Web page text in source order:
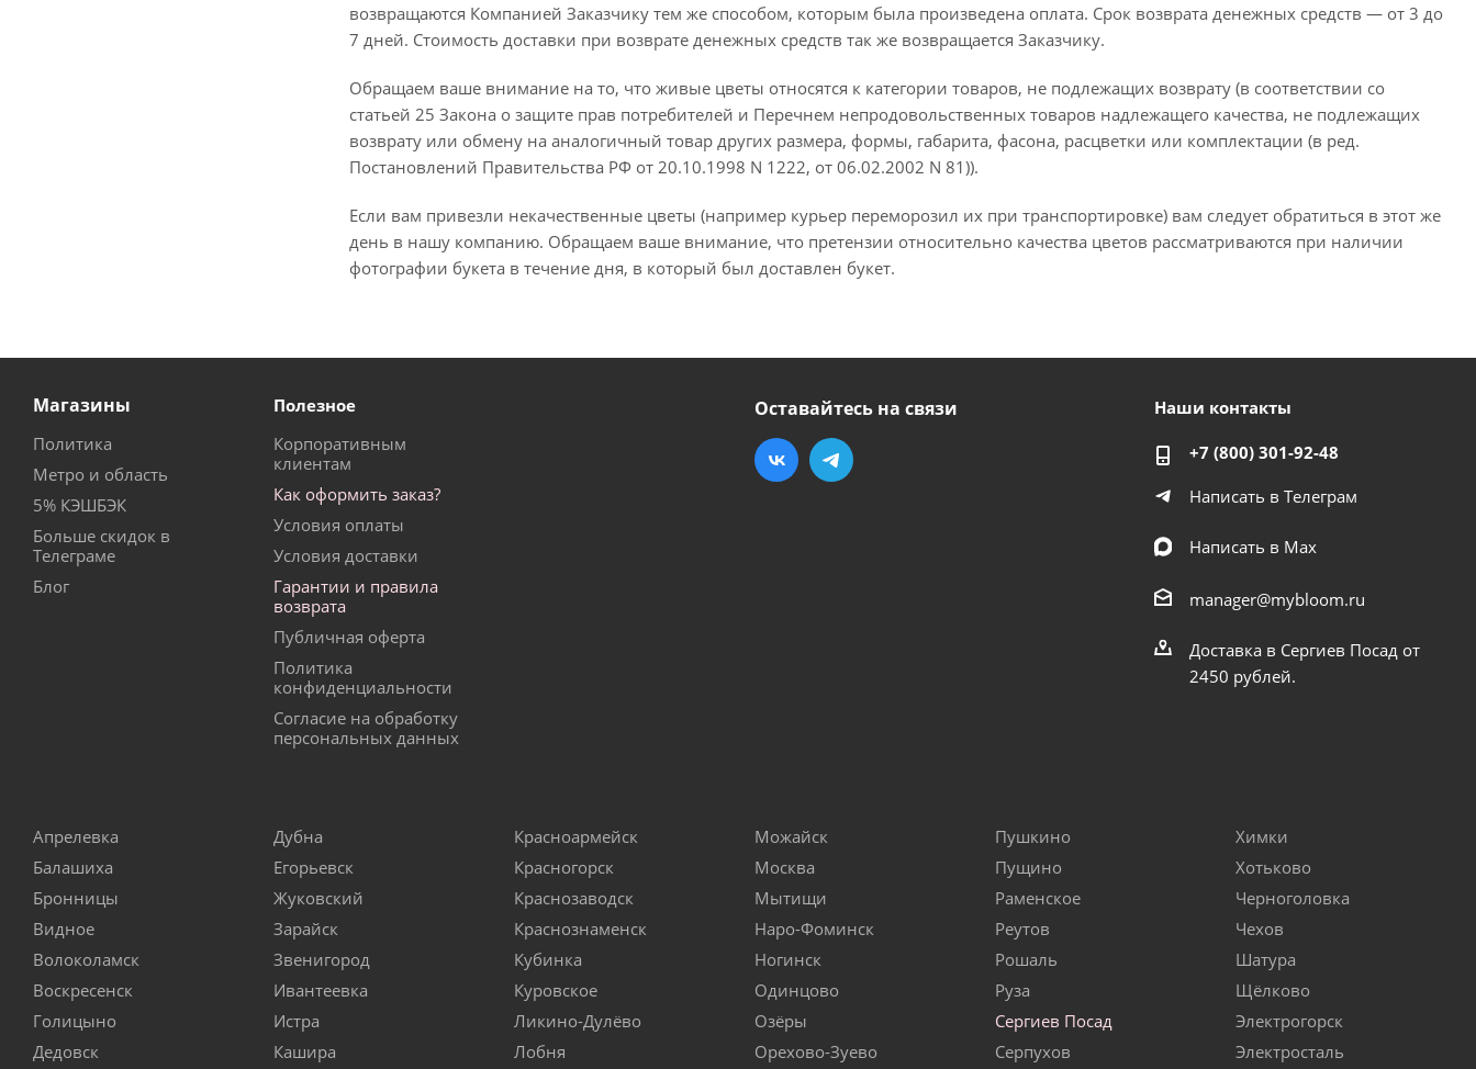
возвращаются Компанией Заказчику тем же способом, которым была произведена оплата. Срок возврата денежных средств — от 3 до
7 дней. Стоимость доставки при возврате денежных средств так же возвращается Заказчику.
Обращаем ваше внимание на то, что живые цветы относятся к категории товаров, не подлежащих возврату (в соответствии со
статьей 25 Закона о защите прав потребителей и Перечнем непродовольственных товаров надлежащего качества, не подлежащих
возврату или обмену на аналогичный товар других размера, формы, габарита, фасона, расцветки или комплектации (в ред.
Постановлений Правительства РФ от 20.10.1998 N 1222, от 06.02.2002 N 81)).
Если вам привезли некачественные цветы (например курьер переморозил их при транспортировке) вам следует обратиться в этот же
день в нашу компанию. Обращаем ваше внимание, что претензии относительно качества цветов рассматриваются при наличии
фотографии букета в течение дня, в который был доставлен букет.
Магазины
Политика
Метро и область
5% КЭШБЭК
Больше скидок в
Телеграме
Блог
Полезное
Корпоративным
клиентам
Как оформить заказ?
Условия оплаты
Условия доставки
Гарантии и правила
возврата
Публичная оферта
Политика
конфиденциальности
Согласие на обработку
персональных данных
Оставайтесь на связи Наши контакты
+7 (800) 301-92-48
Написать в Телеграм
Написать в Мах
manager@mybloom.ru
Доставка в Сергиев Посад от
2450 рублей.
Апрелевка
Балашиха
Бронницы
Видное
Волоколамск
Воскресенск
Голицыно
Дедовск
Дубна
Егорьевск
Жуковский
Зарайск
Звенигород
Ивантеевка
Истра
Кашира
Красноармейск
Красногорск
Краснозаводск
Краснознаменск
Кубинка
Куровское
Ликино-Дулёво
Лобня
Можайск
Москва
Мытищи
Наро-Фоминск
Ногинск
Одинцово
Озёры
Орехово-Зуево
Пушкино
Пущино
Раменское
Реутов
Рошаль
Руза
Сергиев Посад
Серпухов
Химки
Хотьково
Черноголовка
Чехов
Шатура
Щёлково
Электрогорск
Электросталь